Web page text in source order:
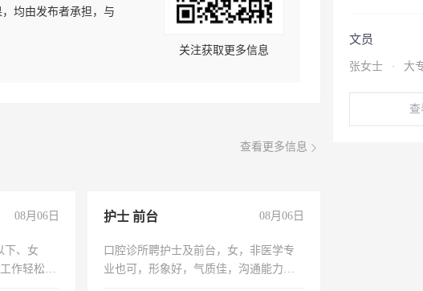
均由发布者承担，与
关注获取更多信息
查看更多信息
08月06日
下、女
作轻松，
护士 前台 08月06日
口腔诊所聘护士及前台，女，非医学专
业也可，形象好，气质佳，沟通能力
文员
张女士 · 大